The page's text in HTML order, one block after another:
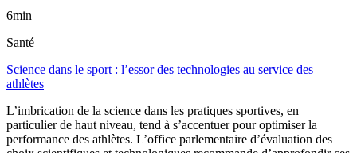
6min
Santé
Science dans le sport : l’essor des technologies au service des
athlètes
L’imbrication de la science dans les pratiques sportives, en
particulier de haut niveau, tend à s’accentuer pour optimiser la
performance des athlètes. L’office parlementaire d’évaluation des